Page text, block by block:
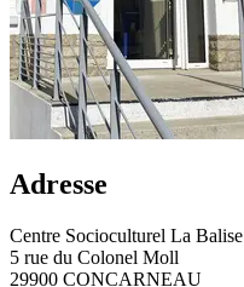
Adresse
Centre Socioculturel La Balise
5 rue du Colonel Moll
29900 CONCARNEAU